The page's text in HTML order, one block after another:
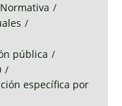
/
/
pública /
/
específica por